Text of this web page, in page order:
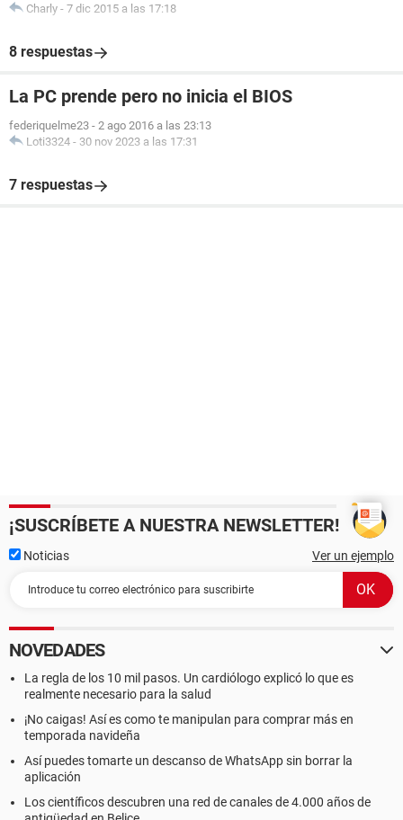
Charly - 7 dic 2015 a las 17:18
8 respuestas
La PC prende pero no inicia el BIOS
federiquelme23 - 2 ago 2016 a las 23:13
Loti3324 - 30 nov 2023 a las 17:31
7 respuestas
¡SUSCRÍBETE A NUESTRA NEWSLETTER!
Noticias Ver un ejemplo
NOVEDADES
La regla de los 10 mil pasos. Un cardiólogo explicó lo que es
realmente necesario para la salud
¡No caigas! Así es como te manipulan para comprar más en
temporada navideña
Así puedes tomarte un descanso de WhatsApp sin borrar la
aplicación
Los científicos descubren una red de canales de 4.000 años de